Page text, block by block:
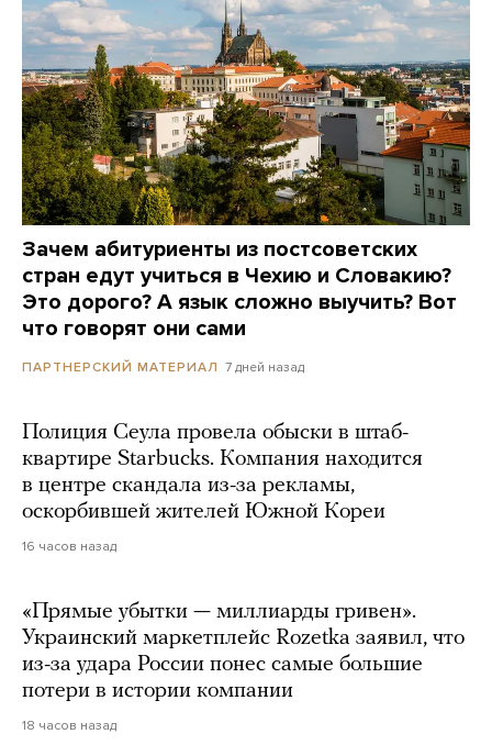
Зачем абитуриенты из постсоветских
стран едут учиться в Чехию и Словакию?
Это дорого? А язык сложно выучить? Вот
что говорят они сами
ПАРТНЕРСКИЙ МАТЕРИАЛ 7 дней назад
Полиция Сеула провела обыски в штаб-
квартире Starbucks. Компания находится
в центре скандала из-за рекламы,
оскорбившей жителей Южной Кореи
16 часов назад
«Прямые убытки — миллиарды гривен».
Украинский маркетплейс Rozetka заявил, что
из-за удара России понес самые большие
потери в истории компании
18 часов назад